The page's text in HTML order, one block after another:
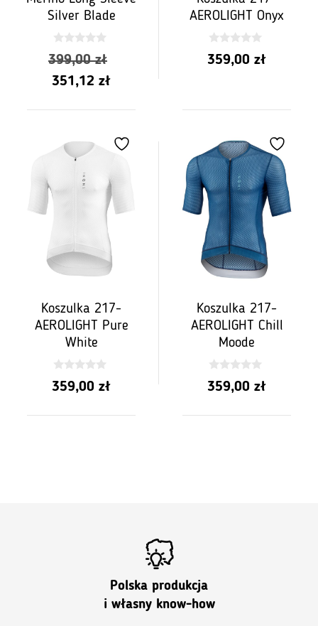
Silver Blade
0
z
399,00zł
351,12 złAktualna
351,12 zł.
AEROLIGHT Onyx
0
z
359,00 zł
Koszulka 217-
AEROLIGHT Pure
White
0
z
359,00 zł
Koszulka 217-
AEROLIGHT Chill
Moode
0
z
359,00 zł
Polska produkcja
i własny know-how